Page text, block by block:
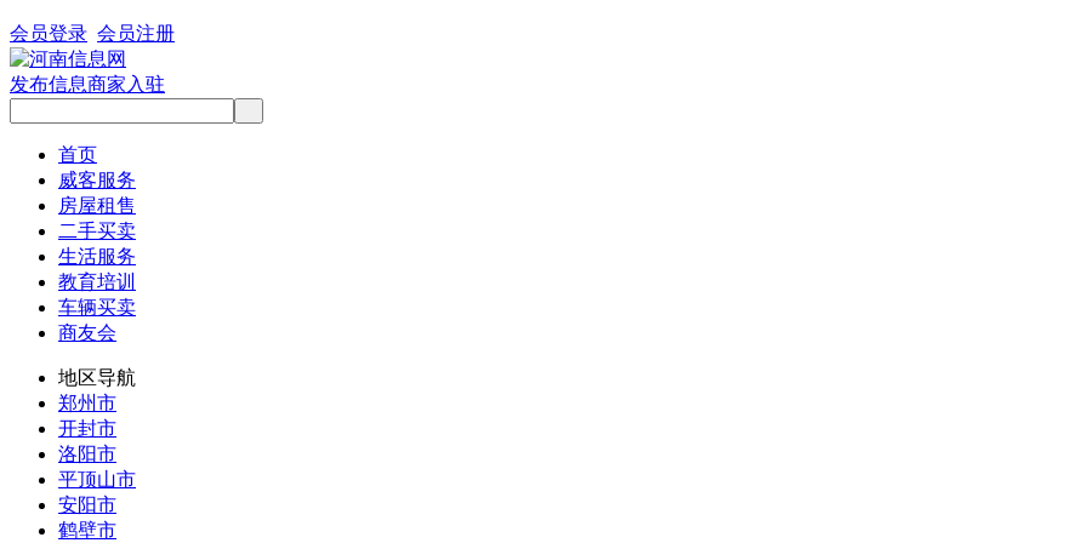
会员登录 会员注册
发布信息商家入驻
首页
威客服务
房屋租售
二手买卖
生活服务
教育培训
车辆买卖
商友会
地区导航
郑州市
开封市
洛阳市
平顶山市
安阳市
鹤壁市